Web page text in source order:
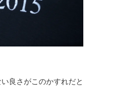
良さがこのかすれだと